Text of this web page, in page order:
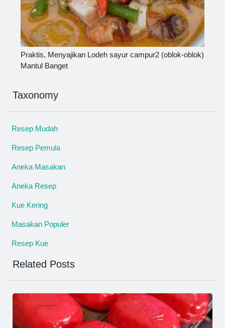
Praktis, Menyajikan Lodeh sayur campur2 (oblok-oblok)
Mantul Banget
Taxonomy
Resep Mudah
Resep Pemula
Aneka Masakan
Aneka Resep
Kue Kering
Masakan Populer
Resep Kue
Related Posts